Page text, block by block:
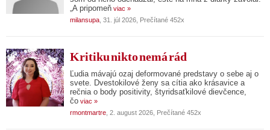
„A pripomeň viac »
milansupa , 31. júl 2026, Prečítané 452x
Kritiku nikto nemá rád
Ľudia mávajú ozaj deformované predstavy o sebe aj o
svete. Dvestokilové ženy sa cítia ako krásavice a
rečnia o body positivity, štyridsaťkilové dievčence,
čo viac »
rmontmartre , 2. august 2026, Prečítané 452x